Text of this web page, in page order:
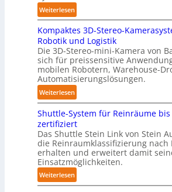
g
e
r
f
ü
r
T
a
u
h
r
o
b
o
t
e
t
i
s
i
e
r
u
n
g
s
t
r
e
f
f
0
Weiterlesen:
3
D
-
H
a
n
d
l
n
g
-
S
y
s
t
Kompaktes 3D-Stereo-
Robotik und Logistik
Die 3D-Stereo-mini-Kamera von
sich für preissensitive
mobilen Robotern, Warehouse-
Automatisierungslösungen.
Weiterlesen:
K
o
m
p
a
k
t
e
Shuttle-System für Reinräume bis
zertifiziert
Das Shuttle Stein Link von Stein
die Reinraumklassifizierung nach
erhalten und erweitert damit
Einsatzmöglichkeiten.
Weiterlesen:
S